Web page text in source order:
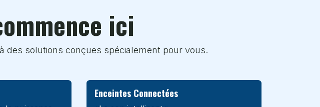
ici
des solutions conçues spécialement pour vous.
Enceintes Connectées